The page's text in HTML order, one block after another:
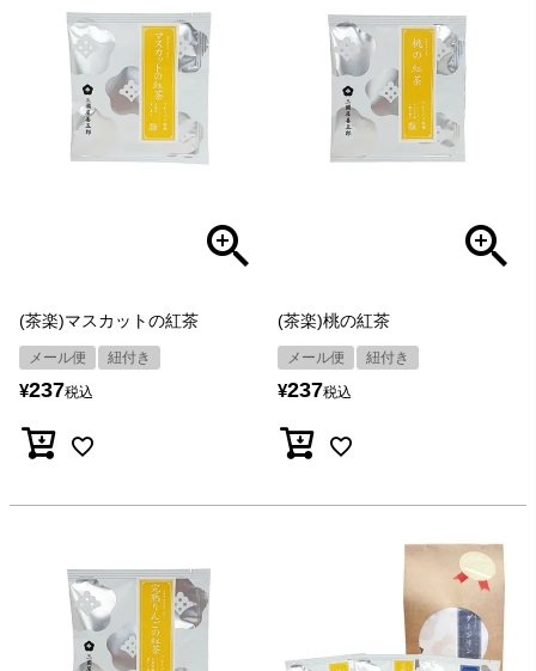
(茶楽)マスカットの紅茶
メール便 紐付き
¥237税込
(茶楽)桃の紅茶
メール便 紐付き
¥237税込